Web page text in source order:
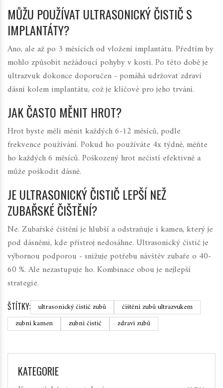
MŮŽU POUŽÍVAT ULTRASONICKÝ ČISTIČ S
IMPLANTÁTY?
Ano, ale až po 3 měsících od vložení implantátu. Předtím by
mohlo způsobit nežádoucí pohyby v kosti. Po této době je
ultrazvuk dokonce doporučen - pomáhá udržovat zdraví
dásní kolem implantátu, což je klíčové pro jeho trvání.
JAK ČASTO MĚNIT HROT?
Hrot byste měli měnit každých 6-12 měsíců, podle
frekvence používání. Pokud ho používáte 4x týdně, měňte
ho každých 6 měsíců. Poškozený hrot nečistí efektivně a
může poškodit dásně.
JE ULTRASONICKÝ ČISTIČ LEPŠÍ NEŽ
ZUBAŘSKÉ ČIŠTĚNÍ?
Ne. Zubařské čištění je hlubší a odstraňuje i kamen, který je
pod dásněmi, kde přístroj nedosáhne. Ultrasonický čistič je
výbornou podporou - snižuje potřebu návštěv zubaře o 40-
60 %. Ale nezastupuje ho. Kombinace obou je nejlepší
strategie.
ŠTÍTKY: ultrasonický čistič zubů
čištění zubů ultrazvukem
zubní kamen
zubní čistič zdraví zubů
KATEGORIE